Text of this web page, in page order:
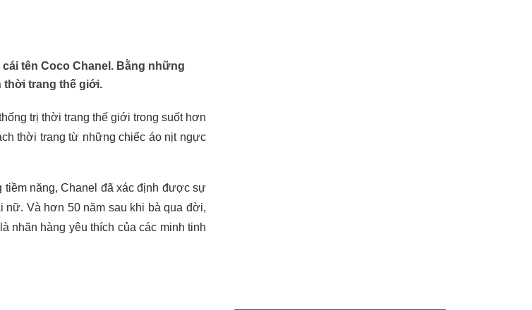
tên Coco Chanel. Bằng những
thời trang thế giới.
trị thời trang thế giới trong suốt hơn
thời trang từ những chiếc áo nịt ngực
tiềm năng, Chanel đã xác định được sự
nữ. Và hơn 50 năm sau khi bà qua đời,
nhãn hàng yêu thích của các minh tinh